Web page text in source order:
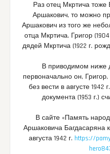
Раз отец Мкртича тоже
Аршакович, то можно
Аршакович из того же
отца Мкртича. Григор
дядей Мкртича (1922 г.
В приводимом ниже
первоначально он,
без вести в августе
документа (1953 г.)
В сайте «Память
Аршаковича Багдасаряна
августа 1942 г. https://